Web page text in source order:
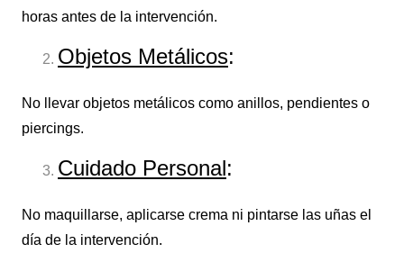
horas antes de la intervención.
Objetos Metálicos:
No llevar objetos metálicos como anillos, pendientes o
piercings.
Cuidado Personal:
No maquillarse, aplicarse crema ni pintarse las uñas el
día de la intervención.